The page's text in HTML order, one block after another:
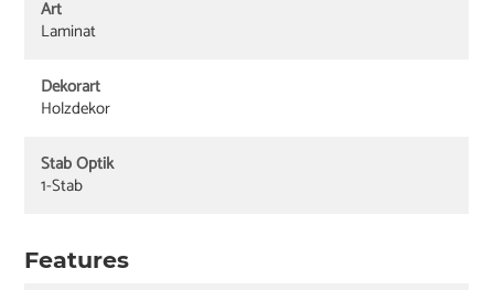
Art
Laminat
Dekorart
Holzdekor
Stab Optik
1-Stab
Features